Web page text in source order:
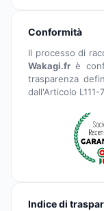
Conformità
Il processo di
Wakagi.fr è
trasparenza
dall'Articolo
Indice di